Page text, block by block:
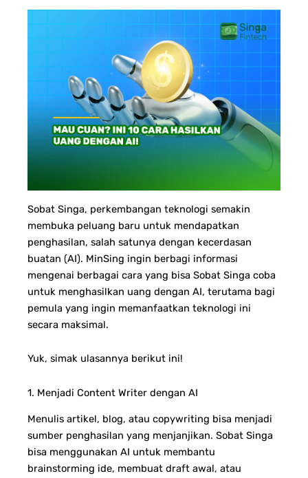
Sobat Singa, perkembangan teknologi semakin
membuka peluang baru untuk mendapatkan
penghasilan, salah satunya dengan kecerdasan
buatan (AI). MinSing ingin berbagi informasi
mengenai berbagai cara yang bisa Sobat Singa coba
untuk menghasilkan uang dengan AI, terutama bagi
pemula yang ingin memanfaatkan teknologi ini
secara maksimal.
Yuk, simak ulasannya berikut ini!
1. Menjadi Content Writer dengan AI
Menulis artikel, blog, atau copywriting bisa menjadi
sumber penghasilan yang menjanjikan. Sobat Singa
bisa menggunakan AI untuk membantu
brainstorming ide, membuat draft awal, atau